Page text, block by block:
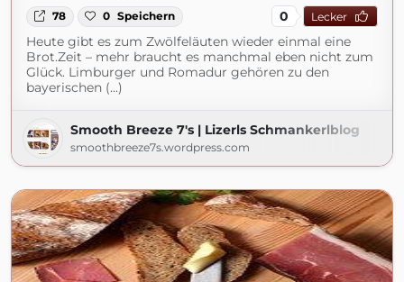
78 0 Speichern 0 Lecker
Heute gibt es zum Zwölfeläuten wieder einmal eine
Brot.Zeit – mehr braucht es manchmal eben nicht zum
Glück. Limburger und Romadur gehören zu den
bayerischen (...)
Smooth Breeze 7's | Lizerls Schmankerlblog
smoothbreeze7s.wordpress.com